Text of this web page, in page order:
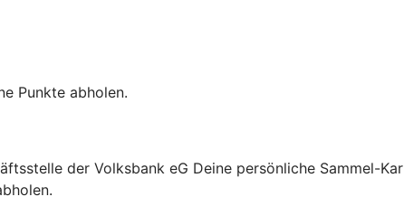
Punkte abholen.
der Volksbank eG Deine persönliche Sammel-